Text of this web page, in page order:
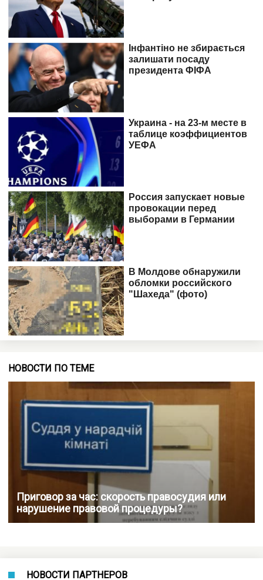
НОВОСТИ ПО ТЕМЕ
Приговор за час: скорость правосудия или
нарушение правовой процедуры?
НОВОСТИ ПАРТНЕРОВ